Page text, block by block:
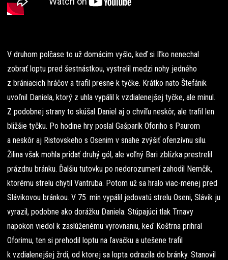
V druhom polčase to už domácim vyšlo, keď si Iľko nenechal
zobrať loptu pred šestnástkou, vystrelil medzi nohy jedného
z brániacich hráčov a trafil presne k tyčke. Krátko nato Štefánik
uvoľnil Daniela, ktorý z uhla vypálil k vzdialenejšej tyčke, ale minul.
Z podobnej strany to skúšal Daniel aj o chvíľu neskôr, ale trafil len
bližšie tyčku. Po hodine hry poslal Gašparík Oforiho s Paurom
a neskôr aj Ristovskeho s Osenim v snahe zvýšiť ofenzívnu silu.
Žilina však mohla pridať druhý gól, ale voľný Bari zblízka prestrelil
prázdnu bránku. Ďalšiu tutovku po nedorozumení zahodil Nemčík,
ktorému strelu chytil Vantruba. Potom už sa hralo viac-menej pred
Slávikovou bránkou. V 75. min vypálil jedovatú strelu Oseni, Slávik ju
vyrazil, podobne ako dorážku Daniela. Stúpajúci tlak Trnavy
napokon viedol k zaslúženému vyrovnaniu, keď Koštrna prihral
Oforimu, ten si prehodil loptu na ľavačku a utešene trafil
k vzdialenejšej žrdi, od ktorej sa lopta odrazila do bránky. Stanovil